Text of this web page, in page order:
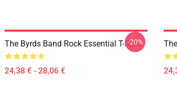
The Byrds Band Rock Essential T-Shirt
24,38 € - 28,06 €
-20%